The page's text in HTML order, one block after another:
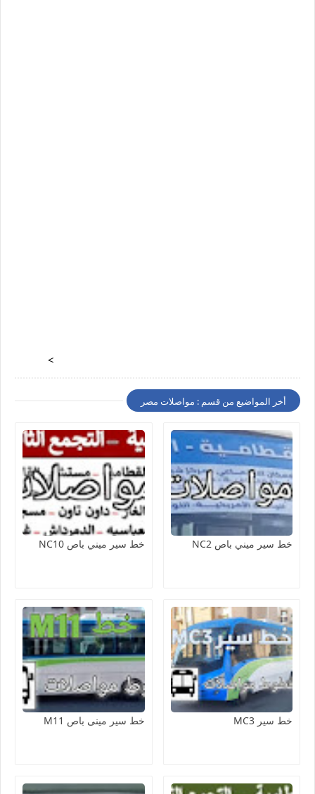
>
أخر المواضيع من قسم : مواصلات مصر
خط سير ميني باص NC2 خط سير ميني باص NC10
خط سير MC3 خط سير مينى باص M11